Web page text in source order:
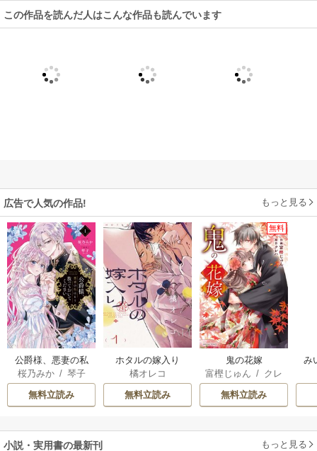
この作品を読んだ人はこんな作品も読んでいます
広告で人気の作品! もっと見る
公爵様、悪妻の私
はもう放っておい
てください
桜乃みか/ 琴子
無料立読み
ホタルの嫁入り
橘オレコ
無料立読み
無料
鬼の花嫁
富樫じゅん / クレ
ハ
無料立読み
み
小説・実用書の最新刊 もっと見る